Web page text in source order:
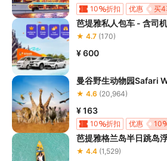
10 折扣 买
优惠
芭堤雅私人包车 - 含司机
★ 4.7 (170)
¥ 600
曼谷野生动物园Safari
★ 4.6 (20,964)
¥ 163
10 折扣 10
优惠
芭提雅格兰岛半日跳岛
★ 4.4 (1,529)